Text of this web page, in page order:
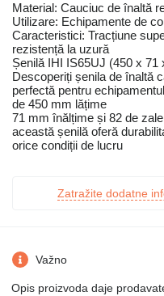
Material: Cauciuc de înaltă
Utilizare: Echipamente de
Caracteristici: Tracțiune
rezistență la uzură
Șenilă IHI IS65UJ (450 x 71
Descoperiți șenila de înaltă
perfectă pentru
de 450 mm lățime
71 mm înălțime și 82 de zale
această șenilă oferă
orice condiții de lucru
Zatražite dodatne
Važno
Opis proizvoda daje